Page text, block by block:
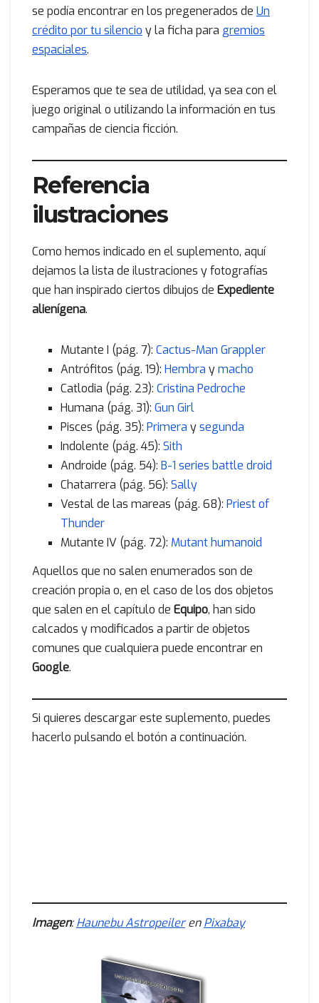
se podía encontrar en los pregenerados de Un
crédito por tu silencio y la ficha para gremios
espaciales.
Esperamos que te sea de utilidad, ya sea con el
juego original o utilizando la información en tus
campañas de ciencia ficción.
Referencia
ilustraciones
Como hemos indicado en el suplemento, aquí
dejamos la lista de ilustraciones y fotografías
que han inspirado ciertos dibujos de Expediente
alienígena.
Mutante I (pág. 7): Cactus-Man Grappler
Antrófitos (pág. 19): Hembra ymacho
Catlodia (pág. 23): Cristina Pedroche
Humana (pág. 31): Gun Girl
Pisces (pág. 35): Primera ysegunda
Indolente (pág. 45): Sith
Androide (pág. 54): B-1 series battle droid
Chatarrera (pág. 56): Sally
Vestal de las mareas (pág. 68): Priest of
Thunder
Mutante IV (pág. 72): Mutant humanoid
Aquellos que no salen enumerados son de
creación propia o, en el caso de los dos objetos
que salen en el capítulo de Equipo, han sido
calcados y modificados a partir de objetos
comunes que cualquiera puede encontrar en
Google.
Si quieres descargar este suplemento, puedes
hacerlo pulsando el botón a continuación.
Imagen:Haunebu AstropeilerenPixabay